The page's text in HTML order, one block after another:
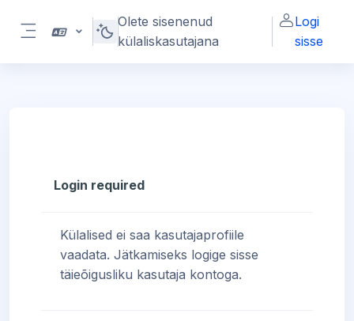
Küljepaneel
Olete sisenenud
külaliskasutajana
Logi
sisse
Login required
Külalised ei saa kasutajaprofiile
vaadata. Jätkamiseks logige sisse
täieõigusliku kasutaja kontoga.